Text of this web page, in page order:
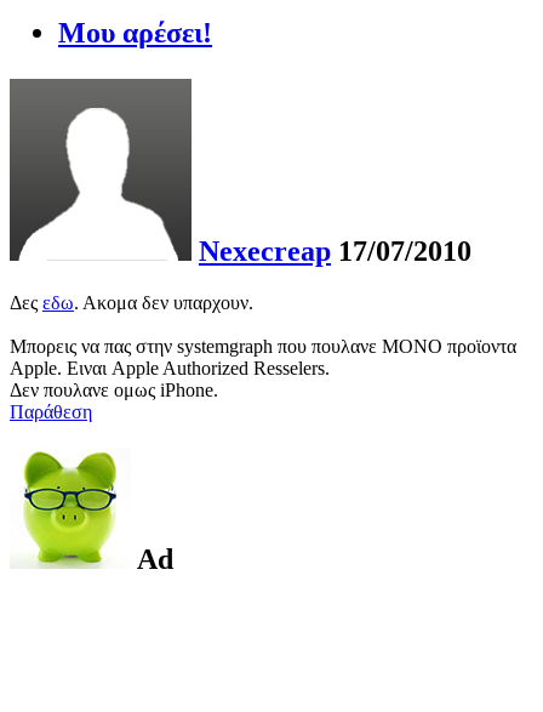
Μου αρέσει!
Nexecreap 17/07/2010
Δες εδω. Ακομα δεν υπαρχουν.
Μπορεις να πας στην systemgraph που πουλανε ΜΟΝΟ προϊοντα
Apple. Ειναι Apple Authorized Resselers.
Δεν πουλανε ομως iPhone.
Παράθεση
Ad